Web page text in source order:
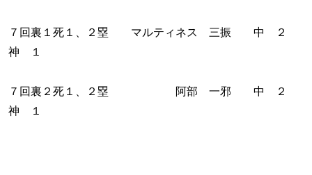
７回裏１死１、２塁 マルティネス 三振 中 ２
神 １
７回裏２死１、２塁 阿部 一邪 中 ２
神 １